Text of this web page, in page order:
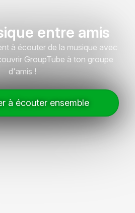
entre amis
à écouter de la musique avec
GroupTube à ton groupe
d'amis !
à écouter ensemble